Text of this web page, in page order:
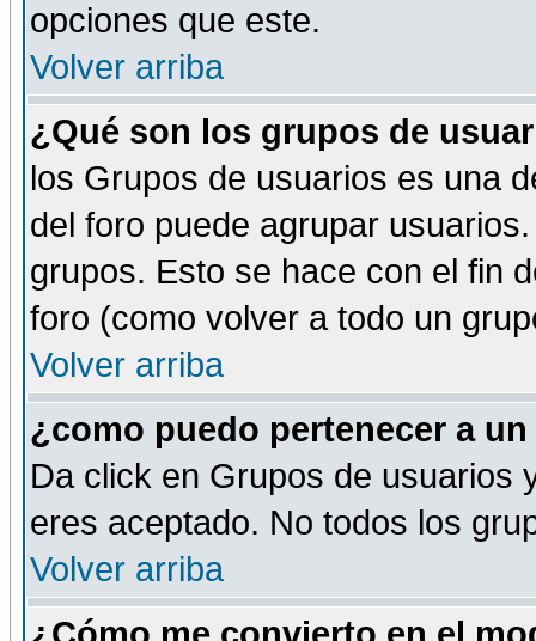
opciones que este.
Volver arriba
¿Qué son los grupos de
los Grupos de usuarios es una
del foro puede agrupar
grupos. Esto se hace con el fin
foro (como volver a todo un
Volver arriba
¿como puedo pertenecer a
Da click en Grupos de usuarios
eres aceptado. No todos los
Volver arriba